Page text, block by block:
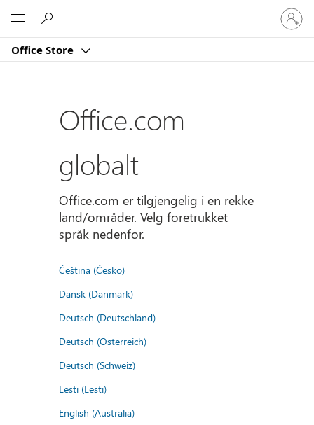
Office Store
Logg
på
kontoen
Office.com
globalt
Office.com er tilgjengelig i en rekke
land/områder. Velg foretrukket
språk nedenfor.
Čeština (Česko)
Dansk (Danmark)
Deutsch (Deutschland)
Deutsch (Österreich)
Deutsch (Schweiz)
Eesti (Eesti)
English (Australia)